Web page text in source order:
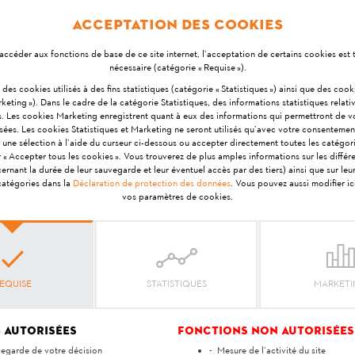
ou à votre revendeur spécialisé STIHL/VIKING pour
mis au rebut séparément.
Votre avis est important pour nous !
vous a-t-elle
Acceptation des cookies
aux fonctions de base de ce site internet, l’acceptation de certains cookies est
nécessaire (catégorie « Requise »).
des cookies utilisés à des fins statistiques (catégorie « Statistiques ») ainsi que des
»). Dans le cadre de la catégorie Statistiques, des informations statistiques
Les cookies Marketing enregistrent quant à eux des informations qui permettront de
Les cookies Statistiques et Marketing ne seront utilisés qu’avec votre
sélection à l’aide du curseur ci-dessous ou accepter directement toutes les
Accepter tous les cookies ». Vous trouverez de plus amples informations sur les
la durée de leur sauvegarde et leur éventuel accès par des tiers) ainsi que sur
dans la Déclaration de protection des données. Vous pouvez aussi modifier
vos paramètres de cookies.
STATISTIQUES
de votre décision
Fonctions non autorisées
Mesure de l’activité du site